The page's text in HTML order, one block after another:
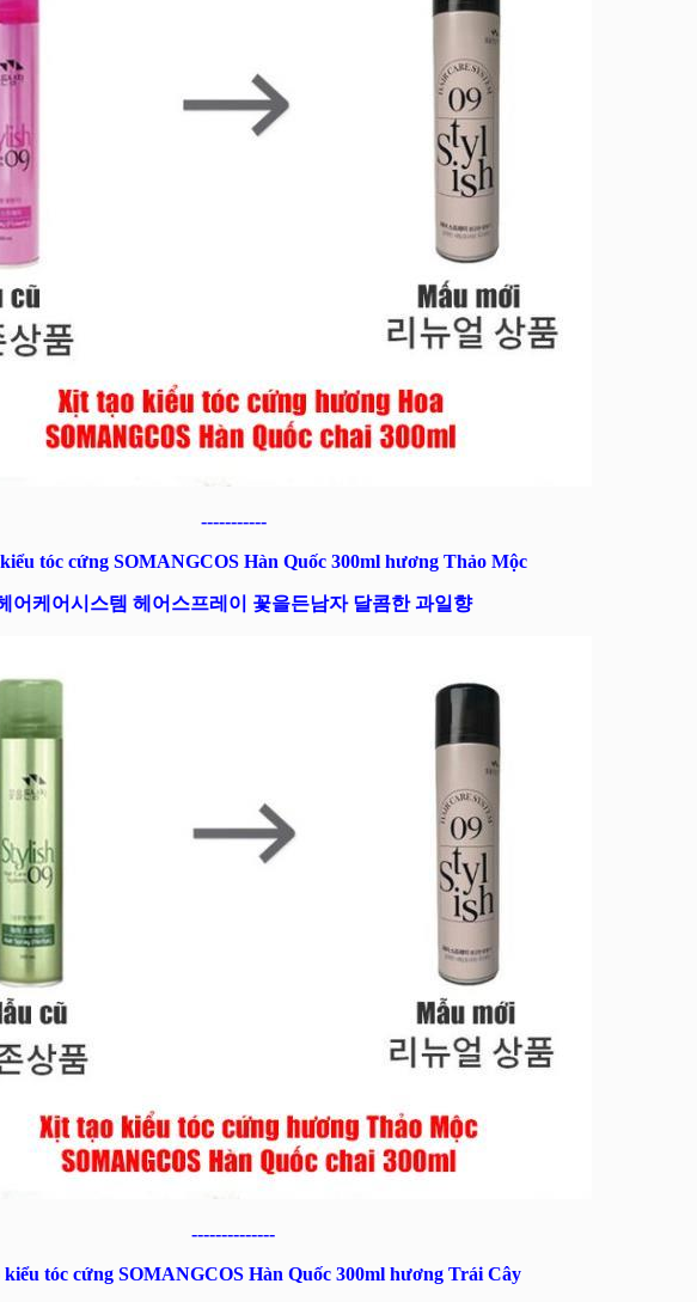
-----------
tóc cứng SOMANGCOS Hàn Quốc 300ml hương Thảo Mộc
어케어시스템 헤어스프레이 꽃을든남자 달콤한 과일향
--------------
tóc cứng SOMANGCOS Hàn Quốc 300ml hương Trái Cây